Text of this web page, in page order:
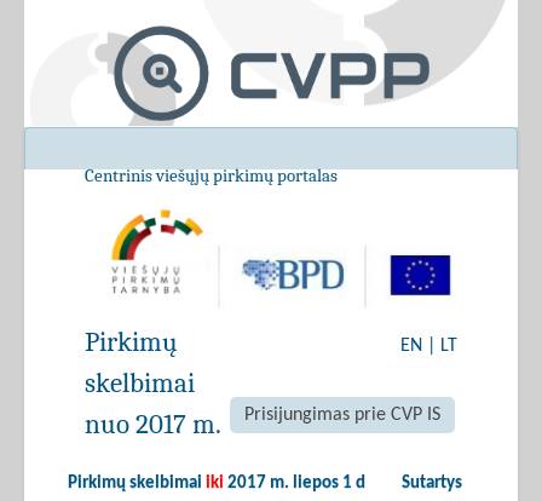
Centrinis viešųjų pirkimų portalas
EN LT
Prisijungimas prie CVP IS
Pirkimų skelbimai iki 2017 m. liepos 1 d Sutartys
Pirkimų
skelbimai
nuo 2017 m.